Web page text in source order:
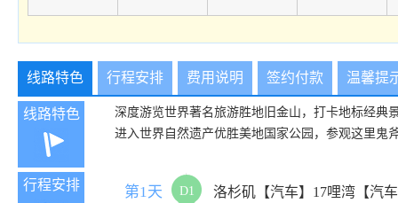
线路特色 行程安排 费用说明 签约付款 温馨提
线路特色
深度游览世界著名旅游胜地旧金山，打卡地标经典
进入世界自然遗产优胜美地国家公园，参观这里鬼
行程安排 第1天 D1 洛杉矶【汽车】17哩湾【汽